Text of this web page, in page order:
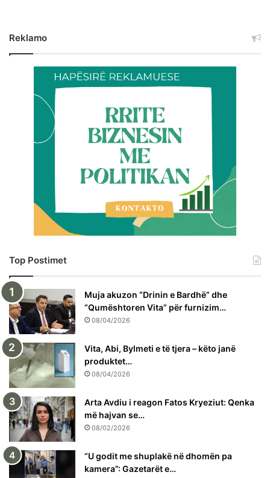
Reklamo
Top Postimet
Muja akuzon “Drinin e Bardhë” dhe
“Qumështoren Vita” për furnizim…
08/04/2026
Vita, Abi, Bylmeti e të tjera – këto janë
produktet…
08/04/2026
Arta Avdiu i reagon Fatos Kryeziut: Qenka
më hajvan se…
08/02/2026
“U godit me shuplakë në dhomën pa
kamera”: Gazetarët e…